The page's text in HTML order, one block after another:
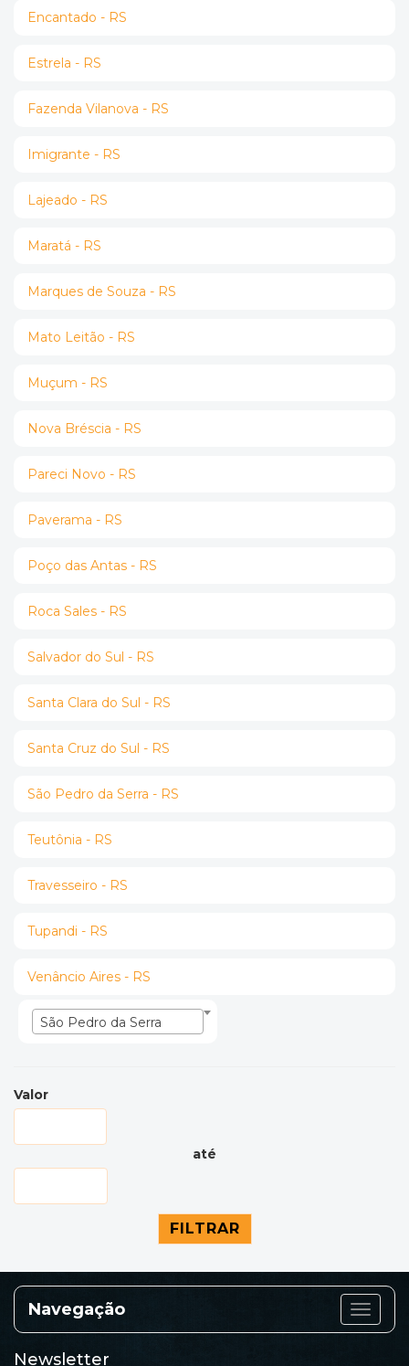
Encantado - RS
Estrela - RS
Fazenda Vilanova - RS
Imigrante - RS
Lajeado - RS
Maratá - RS
Marques de Souza - RS
Mato Leitão - RS
Muçum - RS
Nova Bréscia - RS
Pareci Novo - RS
Paverama - RS
Poço das Antas - RS
Roca Sales - RS
Salvador do Sul - RS
Santa Clara do Sul - RS
Santa Cruz do Sul - RS
São Pedro da Serra - RS
Teutônia - RS
Travesseiro - RS
Tupandi - RS
Venâncio Aires - RS
São Pedro da Serra
Valor
até
Navegação
Newsletter